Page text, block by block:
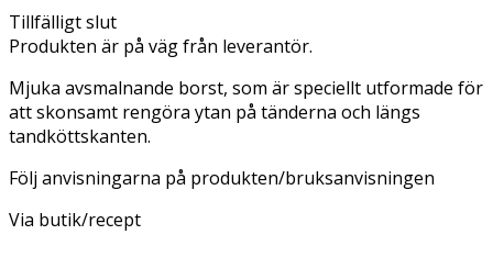
Tillfälligt slut
Produkten är på väg från leverantör.
Mjuka avsmalnande borst, som är speciellt utformade för
att skonsamt rengöra ytan på tänderna och längs
tandköttskanten.
Följ anvisningarna på produkten/bruksanvisningen
Via butik/recept